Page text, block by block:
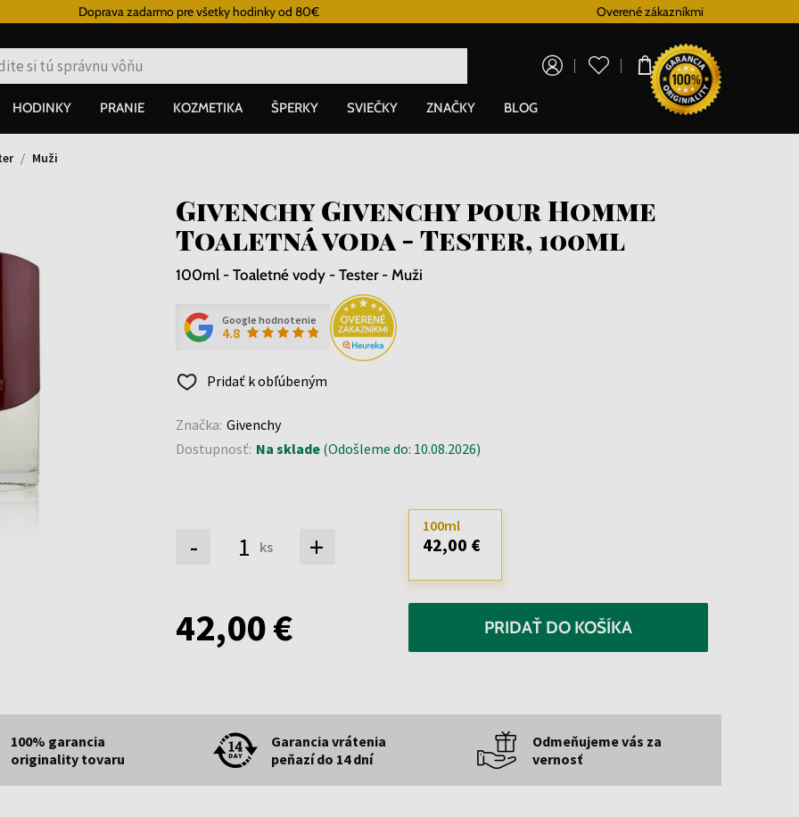
Doprava zadarmo pre všetky hodinky od 80€ Overené zákazníkmi
0,00 €
HODINKY PRANIE KOZMETIKA ŠPERKY SVIEČKY ZNAČKY BLOG
Muži
Givenchy Givenchy pour Homme
Toaletná voda - Tester, 100ml
100ml - Toaletné vody - Tester - Muži
Google hodnotenie
4.8
Pridať k obľúbeným
Značka: Givenchy
Dostupnosť: Na sklade(Odošleme do: 10.08.2026)
- ks +
100ml
42,00 €
42,00 € PRIDAŤ DO KOŠÍKA
100% garancia
originality tovaru
Garancia vrátenia
peňazí do 14 dní
Odmeňujeme vás za
vernosť